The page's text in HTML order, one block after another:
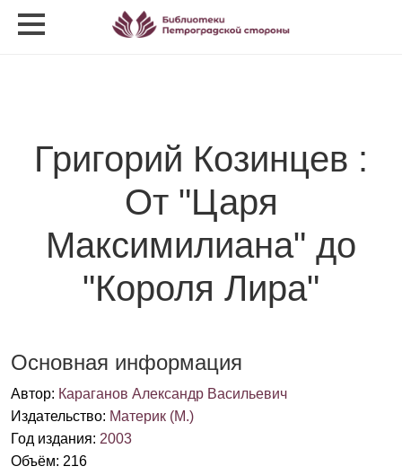
Григорий Козинцев :
От "Царя
Максимилиана" до
"Короля Лира"
Основная информация
Автор: Караганов Александр Васильевич
Издательство: Материк (М.)
Год издания: 2003
Объём: 216